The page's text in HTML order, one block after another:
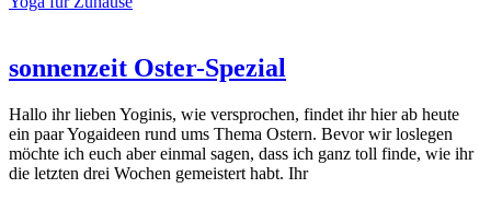
sonnenzeit Oster-Spezial
Hallo ihr lieben Yoginis, wie versprochen, findet ihr hier ab heute
ein paar Yogaideen rund ums Thema Ostern. Bevor wir loslegen
möchte ich euch aber einmal sagen, dass ich ganz toll finde, wie ihr
die letzten drei Wochen gemeistert habt. Ihr